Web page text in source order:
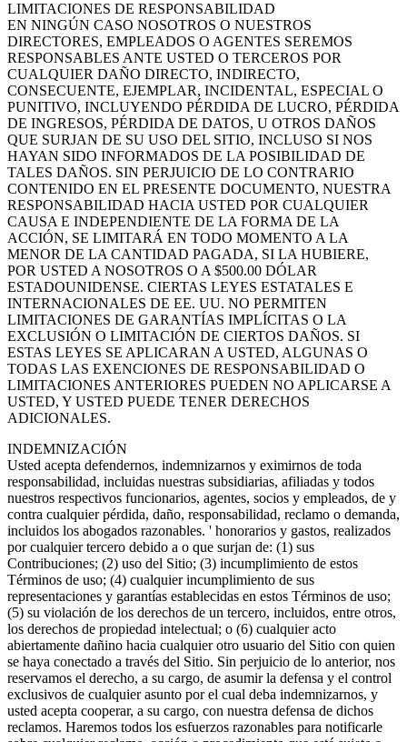
LIMITACIONES DE RESPONSABILIDAD
EN NINGÚN CASO NOSOTROS O NUESTROS
DIRECTORES, EMPLEADOS O AGENTES SEREMOS
RESPONSABLES ANTE USTED O TERCEROS POR
CUALQUIER DAÑO DIRECTO, INDIRECTO,
CONSECUENTE, EJEMPLAR, INCIDENTAL, ESPECIAL O
PUNITIVO, INCLUYENDO PÉRDIDA DE LUCRO, PÉRDIDA
DE INGRESOS, PÉRDIDA DE DATOS, U OTROS DAÑOS
QUE SURJAN DE SU USO DEL SITIO, INCLUSO SI NOS
HAYAN SIDO INFORMADOS DE LA POSIBILIDAD DE
TALES DAÑOS. SIN PERJUICIO DE LO CONTRARIO
CONTENIDO EN EL PRESENTE DOCUMENTO, NUESTRA
RESPONSABILIDAD HACIA USTED POR CUALQUIER
CAUSA E INDEPENDIENTE DE LA FORMA DE LA
ACCIÓN, SE LIMITARÁ EN TODO MOMENTO A LA
MENOR DE LA CANTIDAD PAGADA, SI LA HUBIERE,
POR USTED A NOSOTROS O A $500.00 DÓLAR
ESTADOUNIDENSE. CIERTAS LEYES ESTATALES E
INTERNACIONALES DE EE. UU. NO PERMITEN
LIMITACIONES DE GARANTÍAS IMPLÍCITAS O LA
EXCLUSIÓN O LIMITACIÓN DE CIERTOS DAÑOS. SI
ESTAS LEYES SE APLICARAN A USTED, ALGUNAS O
TODAS LAS EXENCIONES DE RESPONSABILIDAD O
LIMITACIONES ANTERIORES PUEDEN NO APLICARSE A
USTED, Y USTED PUEDE TENER DERECHOS
ADICIONALES.
INDEMNIZACIÓN
Usted acepta defendernos, indemnizarnos y eximirnos de toda
responsabilidad, incluidas nuestras subsidiarias, afiliadas y todos
nuestros respectivos funcionarios, agentes, socios y empleados, de y
contra cualquier pérdida, daño, responsabilidad, reclamo o demanda,
incluidos los abogados razonables. ' honorarios y gastos, realizados
por cualquier tercero debido a o que surjan de: (1) sus
Contribuciones; (2) uso del Sitio; (3) incumplimiento de estos
Términos de uso; (4) cualquier incumplimiento de sus
representaciones y garantías establecidas en estos Términos de uso;
(5) su violación de los derechos de un tercero, incluidos, entre otros,
los derechos de propiedad intelectual; o (6) cualquier acto
abiertamente dañino hacia cualquier otro usuario del Sitio con quien
se haya conectado a través del Sitio. Sin perjuicio de lo anterior, nos
reservamos el derecho, a su cargo, de asumir la defensa y el control
exclusivos de cualquier asunto por el cual deba indemnizarnos, y
usted acepta cooperar, a su cargo, con nuestra defensa de dichos
reclamos. Haremos todos los esfuerzos razonables para notificarle